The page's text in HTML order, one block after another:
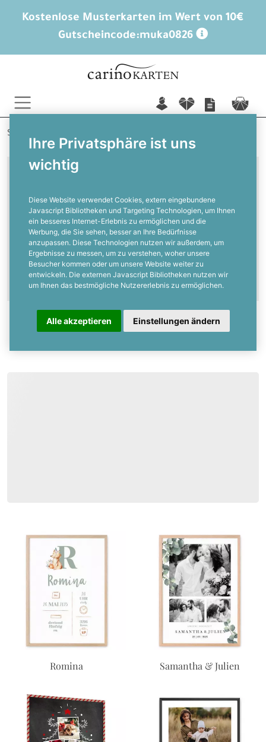
Kostenlose Musterkarten im Wert von 10€
Gutscheincode:muka0826
Ihre Privatsphäre ist uns
wichtig
Diese Website verwendet Cookies, extern eingebundene
Javascript Bibliotheken und Targeting Technologien, um Ihnen
ein besseres Internet-Erlebnis zu ermöglichen und die
Werbung, die Sie sehen, besser an Ihre Bedürfnisse
anzupassen. Diese Technologien nutzen wir außerdem, um
Ergebnisse zu messen, um zu verstehen, woher unsere
Besucher kommen oder um unsere Website weiter zu
entwickeln. Die externen Javascript Bibliotheken nutzen wir
um Ihnen das bestmögliche Nutzererlebnis zu ermöglichen.
Alle akzeptieren Einstellungen ändern
n f c
Startseite
Romina Samantha & Julien